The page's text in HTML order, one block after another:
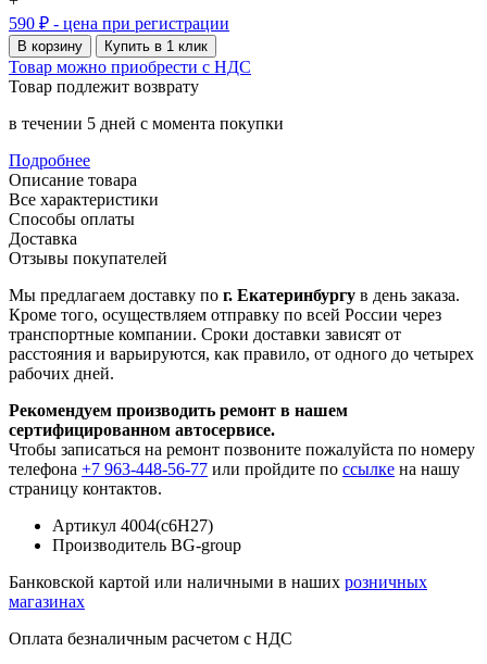
590 ₽ - цена при регистрации
В корзину Купить в 1 клик
Товар можно приобрести с НДС
Товар подлежит возврату
в течении 5 дней с момента покупки
Подробнее
Описание товара
Все характеристики
Способы оплаты
Доставка
Отзывы покупателей
Мы предлагаем доставку по г. Екатеринбургу в день заказа.
Кроме того, осуществляем отправку по всей России через
транспортные компании. Сроки доставки зависят от
расстояния и варьируются, как правило, от одного до четырех
рабочих дней.
Рекомендуем производить ремонт в нашем
сертифицированном автосервисе.
Чтобы записаться на ремонт позвоните пожалуйста по номеру
телефона +7 963-448-56-77 или пройдите по ссылке на нашу
страницу контактов.
Артикул 4004(с6H27)
Производитель BG-group
Банковской картой или наличными в наших розничных
магазинах
Оплата безналичным расчетом с НДС